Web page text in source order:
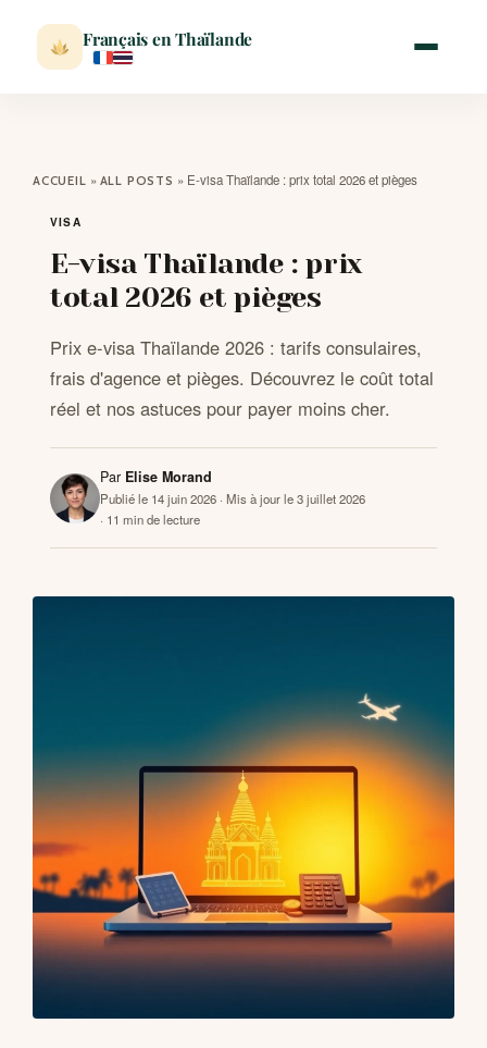
Français en Thaïlande
MÉTÉO
EXPATRIATION
BLOG
CONTACTS
ACCUEIL » ALL POSTS » E-visa Thaïlande : prix total 2026 et pièges
VISA
E-visa Thaïlande : prix
total 2026 et pièges
Prix e-visa Thaïlande 2026 : tarifs consulaires,
frais d'agence et pièges. Découvrez le coût total
réel et nos astuces pour payer moins cher.
Par Elise Morand
Publié le 14 juin 2026 · Mis à jour le 3 juillet 2026
· 11 min de lecture